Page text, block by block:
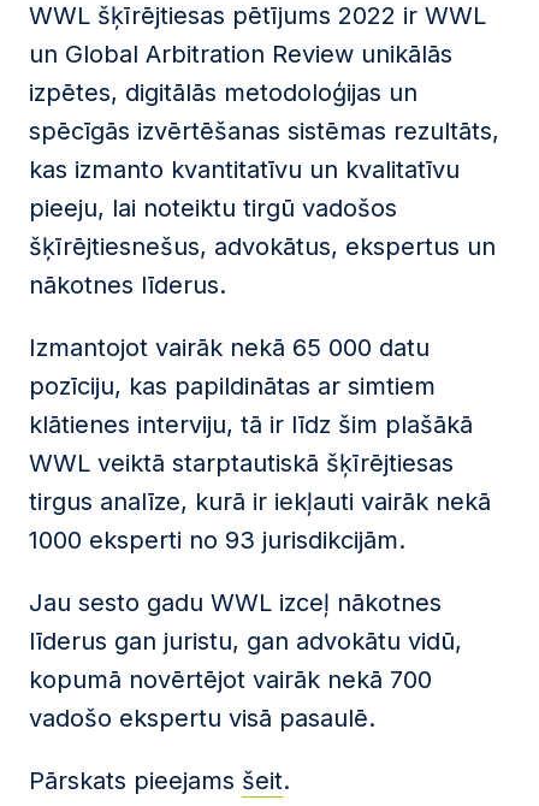
WWL šķīrējtiesas pētījums 2022 ir WWL
un Global Arbitration Review unikālās
izpētes, digitālās metodoloģijas un
spēcīgās izvērtēšanas sistēmas rezultāts,
kas izmanto kvantitatīvu un kvalitatīvu
pieeju, lai noteiktu tirgū vadošos
šķīrējtiesnešus, advokātus, ekspertus un
nākotnes līderus.
Izmantojot vairāk nekā 65 000 datu
pozīciju, kas papildinātas ar simtiem
klātienes interviju, tā ir līdz šim plašākā
WWL veiktā starptautiskā šķīrējtiesas
tirgus analīze, kurā ir iekļauti vairāk nekā
1000 eksperti no 93 jurisdikcijām.
Jau sesto gadu WWL izceļ nākotnes
līderus gan juristu, gan advokātu vidū,
kopumā novērtējot vairāk nekā 700
vadošo ekspertu visā pasaulē.
Pārskats pieejams šeit.